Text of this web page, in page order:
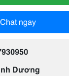
Chat ngay
Dương